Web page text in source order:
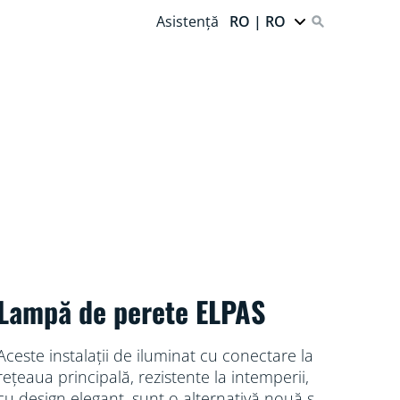
Asistență RO | RO
de perete ELPAS
instalații de iluminat cu conectare la
principală, rezistente la intemperii,